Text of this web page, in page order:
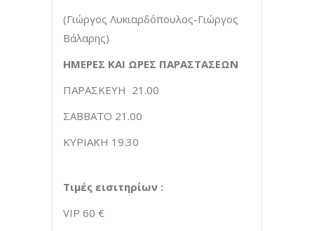
(Γιώργος Λυκιαρδόπουλος-Γιώργος
Βάλαρης)
ΗΜΕΡΕΣ ΚΑΙ ΩΡΕΣ ΠΑΡΑΣΤΑΣΕΩΝ
ΠΑΡΑΣΚΕΥΗ 21.00
ΣΑΒΒΑΤΟ 21.00
ΚΥΡΙΑΚΗ 19.30
Τιμές εισιτηρίων :
VIP 60 €